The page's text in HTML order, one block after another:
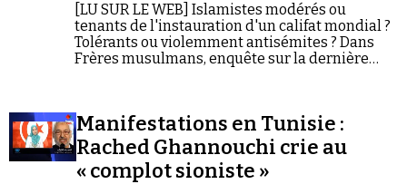
[LU SUR LE WEB] Islamistes modérés ou
tenants de l'instauration d'un califat mondial ?
Tolérants ou violemment antisémites ? Dans
Frères musulmans, enquête sur la dernière
Manifestations en Tunisie :
Rached Ghannouchi crie au
« complot sioniste »